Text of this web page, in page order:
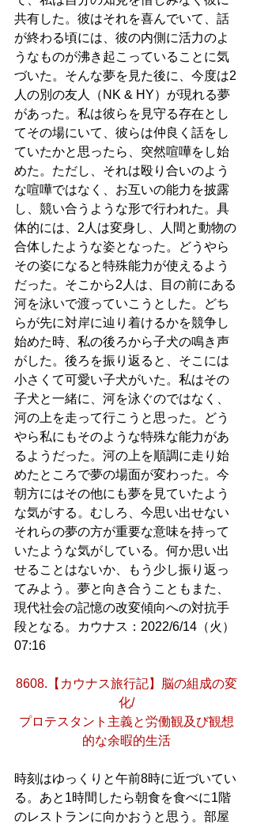
共有した。彼はそれを喜んでいて、話
が終わる頃には、彼の内側に活力のよ
うなものが沸き起こっていることに気
づいた。そんな夢を見た後に、今度は2
人の別の友人（NK & HY）が現れる夢
があった。私は彼らを見守る存在とし
てその場にいて、彼らは仲良く話をし
ていたかと思ったら、突然喧嘩をし始
めた。ただし、それは殴り合いのよう
な喧嘩ではなく、お互いの能力を披露
し、競い合うような形で行われた。具
体的には、2人は変身し、人間と動物の
合体したような姿となった。どうやら
その姿になると特殊能力が使えるよう
だった。そこから2人は、目の前にある
河を泳いで渡っていこうとした。どち
らが先に対岸に辿り着けるかを競争し
始めた時、私の後ろから子犬の鳴き声
がした。後ろを振り返ると、そこには
小さくて可愛い子犬がいた。私はその
子犬と一緒に、河を泳ぐのではなく、
河の上を走って行こうと思った。どう
やら私にもそのような特殊な能力があ
るようだった。河の上を順調に走り始
めたところで夢の場面が変わった。今
朝方にはその他にも夢を見ていたよう
な気がする。むしろ、今思い出せない
それらの夢の方が重要な意味を持って
いたような気がしている。何か思い出
せることはないか、もう少し振り返っ
てみよう。夢と向き合うこともまた、
現代社会の記憶の改変傾向への対抗手
段となる。カウナス：2022/6/14（火）
07:16
8608.【カウナス旅行記】脳の組成の変
化/
プロテスタント主義と労働観及び観想
的な余暇的生活
時刻はゆっくりと午前8時に近づいてい
る。あと1時間したら朝食を食べに1階
のレストランに向かおうと思う。部屋